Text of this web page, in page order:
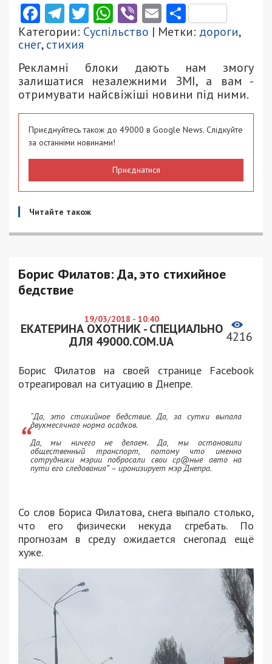
Facebook
Telegram
Twitter
WhatsApp
ViberEmail
Категории: Суспільство | Метки: дороги,
снег,стихия
Рекламні блоки дають нам змогу
залишатися незалежними ЗМІ, а вам -
отримувати найсвіжіші новини під ними.
Приєднуйтесь також до 49000 в Google News. Слідкуйте
за останніми новинами!
Приєднатися
Читайте також
Борис Филатов: Да, это стихийное
бедствие
19/03/2018 - 10:40
ЕКАТЕРИНА ОХОТНИК - СПЕЦИАЛЬНО
ДЛЯ 49000.COM.UA
4216
Борис Филатов на своей странице Facebook
отреагировал на ситуацию в Днепре.
“Да, это стихийное бедствие. Да, за сутки выпала
двухмесячная норма осадков.
Да, мы ничего не делаем. Да, мы остановили
общественный транспорт, потому что именно
сотрудники мэрии побросали свои ср@ные авто на
пути его следования” – иронизирует мэр Днепра.
Со слов Бориса Филатова, снега выпало столько,
что его физически некуда сгребать. По
прогнозам в среду ожидается снегопад ещё
хуже.